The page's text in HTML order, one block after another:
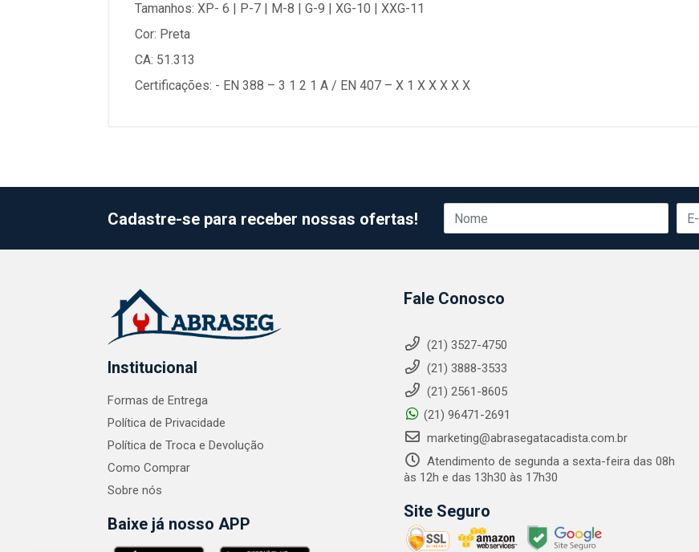
Tamanhos: XP- 6 | P-7 | M-8 | G-9 | XG-10 | XXG-11
Cor: Preta
CA: 51.313
Certificações: - EN 388 – 3 1 2 1 A / EN 407 – X 1 X X X X X
Cadastre-se para receber nossas ofertas!
Institucional
Formas de Entrega
Política de Privacidade
Política de Troca e Devolução
Como Comprar
Sobre nós
Baixe já nosso APP
Fale Conosco
(21) 3527-4750
(21) 3888-3533
(21) 2561-8605
(21) 96471-2691
marketing@abrasegatacadista.com.br
Atendimento de segunda a sexta-feira das 08h
às 12h e das 13h30 às 17h30
Site Seguro